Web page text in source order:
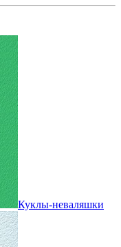
Куклы-неваляшки